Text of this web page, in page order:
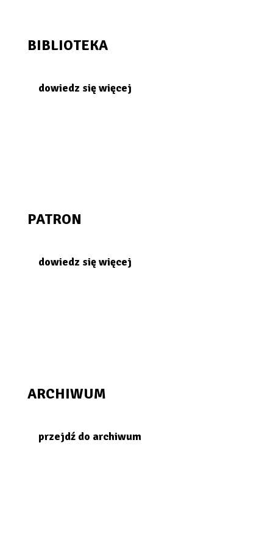
BIBLIOTEKA
dowiedz się więcej
PATRON
dowiedz się więcej
ARCHIWUM
przejdź do archiwum